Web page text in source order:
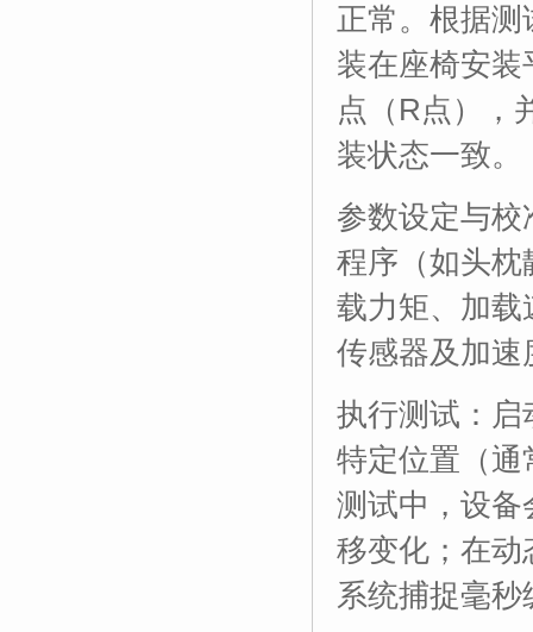
正常。根据
装在座椅安
点（R点），
装状态一致。
参数设定与
程序（如头枕
载力矩、加载
传感器及加速
执行测试：启
特定位置（通
测试中，设备
移变化；在动
系统捕捉毫